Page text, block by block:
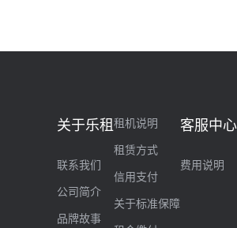
关于乐租
联系我们
公司简介
品牌故事
租机说明
租赁方式
信用支付
关于标准保障
客服中心
费用说明